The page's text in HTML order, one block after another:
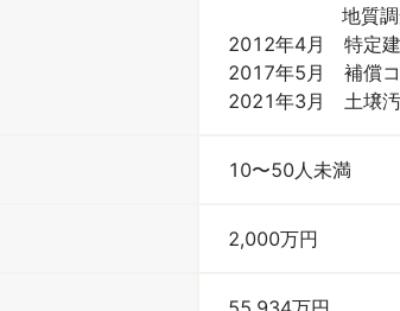
地質調査
2012年4月　特定
2017年5月　補償
2021年3月　土壌
10〜50人未満
2,000万円